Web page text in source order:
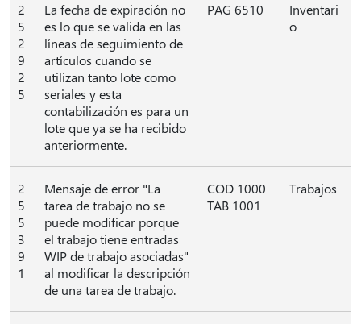
2
5
2
9
2
5
La fecha de expiración no
es lo que se valida en las
líneas de seguimiento de
artículos cuando se
utilizan tanto lote como
seriales y esta
contabilización es para un
lote que ya se ha recibido
anteriormente.
PAG 6510
Inventari
o
2
5
5
3
9
1
Mensaje de error "La
tarea de trabajo no se
puede modificar porque
el trabajo tiene entradas
WIP de trabajo asociadas"
al modificar la descripción
de una tarea de trabajo.
COD 1000
TAB 1001
Trabajos